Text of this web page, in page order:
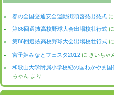
春の全国交通安全運動街頭啓発出発式
第86回選抜高校野球大会出場校壮行式 に
第86回選抜高校野球大会出場校壮行式
宮子姫みなとフェスタ2012 に きいちゃ
和歌山大学附属小学校紀の国わかやま
ちゃん より